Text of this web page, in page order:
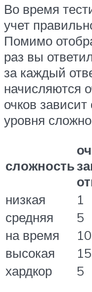
Во время
учет
Помимо
раз вы
за каждый
начисляются
очков
уровня
сложность
низкая
1
средняя
5
на время
10
высокая
15
хардкор
5